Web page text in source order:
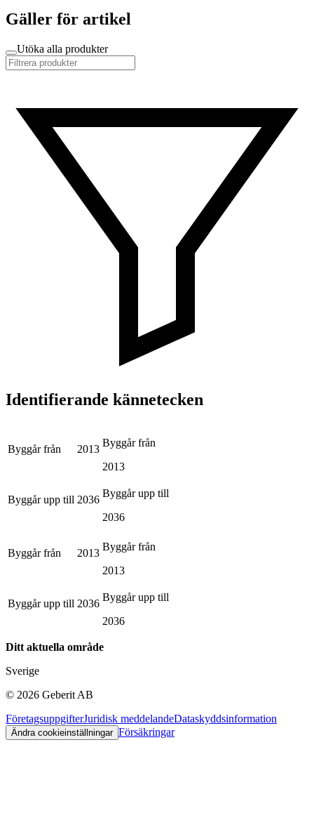
Gäller för artikel
Utöka alla produkter
Identifierande kännetecken
Byggår från 2013
Byggår från
2013
Byggår upp till 2036
Byggår upp till
2036
Byggår från 2013
Byggår från
2013
Byggår upp till 2036
Byggår upp till
2036
Ditt aktuella område
Sverige
© 2026 Geberit AB
FöretagsuppgifterJuridisk meddelandeDataskyddsinformation
Ändra cookieinställningar Försäkringar